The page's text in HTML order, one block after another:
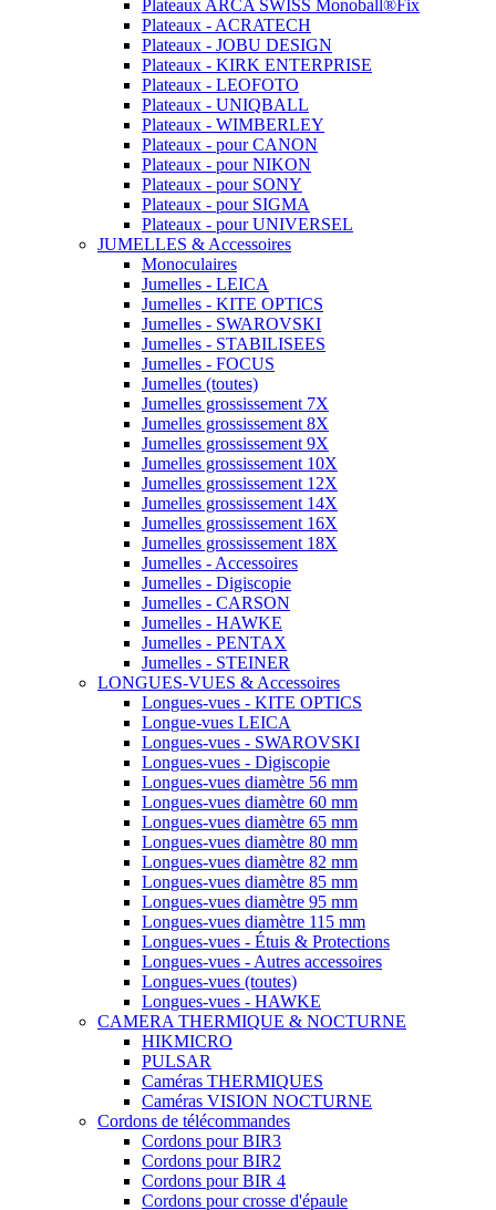
Plateaux ARCA SWISS Monoball®Fix
Plateaux - ACRATECH
Plateaux - JOBU DESIGN
Plateaux - KIRK ENTERPRISE
Plateaux - LEOFOTO
Plateaux - UNIQBALL
Plateaux - WIMBERLEY
Plateaux - pour CANON
Plateaux - pour NIKON
Plateaux - pour SONY
Plateaux - pour SIGMA
Plateaux - pour UNIVERSEL
JUMELLES & Accessoires
Monoculaires
Jumelles - LEICA
Jumelles - KITE OPTICS
Jumelles - SWAROVSKI
Jumelles - STABILISEES
Jumelles - FOCUS
Jumelles (toutes)
Jumelles grossissement 7X
Jumelles grossissement 8X
Jumelles grossissement 9X
Jumelles grossissement 10X
Jumelles grossissement 12X
Jumelles grossissement 14X
Jumelles grossissement 16X
Jumelles grossissement 18X
Jumelles - Accessoires
Jumelles - Digiscopie
Jumelles - CARSON
Jumelles - HAWKE
Jumelles - PENTAX
Jumelles - STEINER
LONGUES-VUES & Accessoires
Longues-vues - KITE OPTICS
Longue-vues LEICA
Longues-vues - SWAROVSKI
Longues-vues - Digiscopie
Longues-vues diamètre 56 mm
Longues-vues diamètre 60 mm
Longues-vues diamètre 65 mm
Longues-vues diamètre 80 mm
Longues-vues diamètre 82 mm
Longues-vues diamètre 85 mm
Longues-vues diamètre 95 mm
Longues-vues diamètre 115 mm
Longues-vues - Étuis & Protections
Longues-vues - Autres accessoires
Longues-vues (toutes)
Longues-vues - HAWKE
CAMERA THERMIQUE & NOCTURNE
HIKMICRO
PULSAR
Caméras THERMIQUES
Caméras VISION NOCTURNE
Cordons de télécommandes
Cordons pour BIR3
Cordons pour BIR2
Cordons pour BIR 4
Cordons pour crosse d'épaule